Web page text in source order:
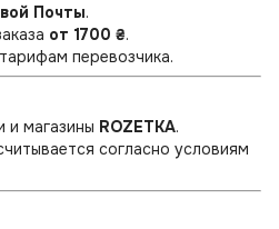
Почты.
от 1700 ₴.
перевозчика.
и магазины ROZETKA.
согласно условиям